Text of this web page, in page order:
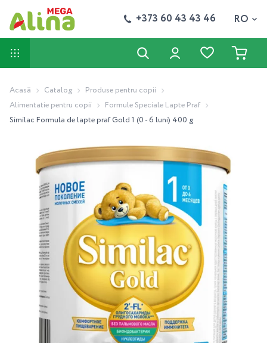
+373 60 43 43 46 RO
Acasă Catalog
Produse pentru copii
Alimentatie pentru copii
Formule Speciale Lapte Praf
Similac Formula de lapte praf Gold 1 (0 - 6 luni) 400 g